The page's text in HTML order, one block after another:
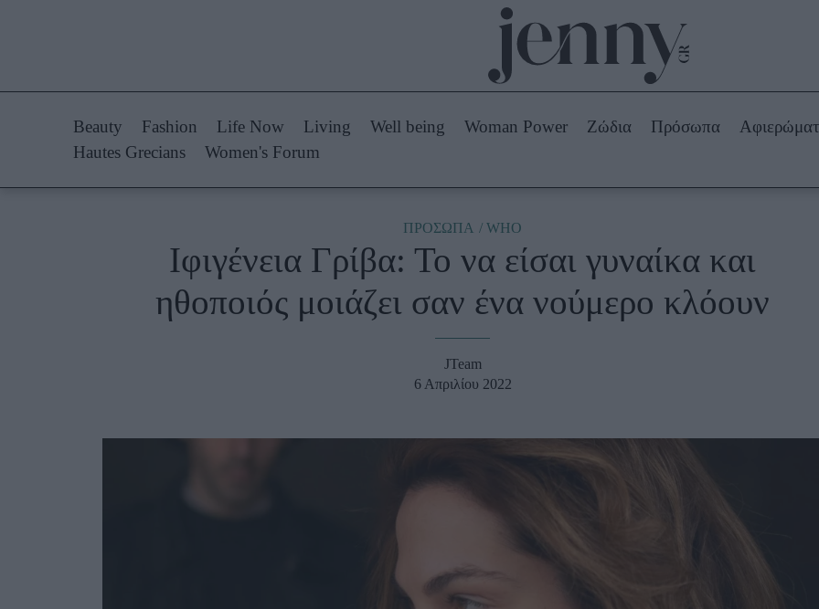
Styling Tips
Fashion News
Beauty -
Ομορφιά
Skincare
Μακιγιάζ
Woman Power Πρόσωπα
Celebrities
Ζώδια
Χωρίς Ταμπέλες
Beauty Fashion Life Now Living Well being Woman Power Ζώδια Πρόσωπα
Hautes Grecians
Women's Forum
ΠΡΟΣΩΠΑ WHO
Ιφιγένεια Γρίβα: Το να είσαι γυναίκα και
ηθοποιός μοιάζει σαν ένα νούμερο κλόουν
JTeam
6 Απριλίου 2022